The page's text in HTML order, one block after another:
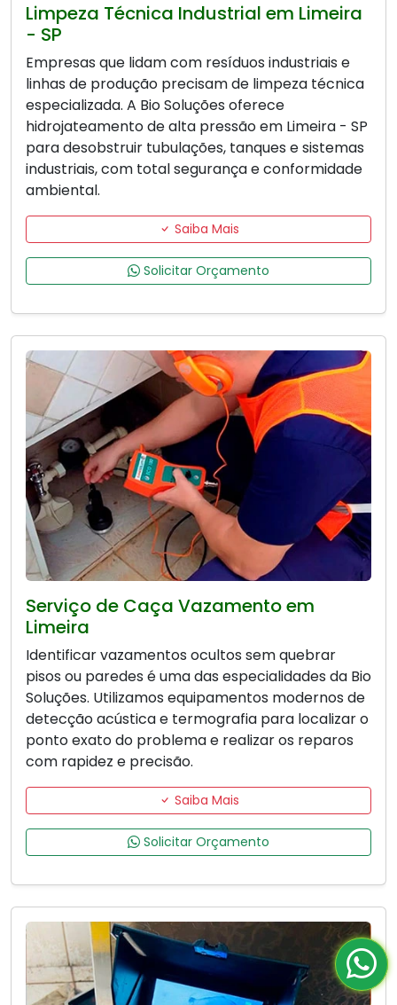
Limpeza Técnica Industrial em Limeira
- SP
Empresas que lidam com resíduos industriais e
linhas de produção precisam de limpeza técnica
especializada. A Bio Soluções oferece
hidrojateamento de alta pressão em Limeira - SP
para desobstruir tubulações, tanques e sistemas
industriais, com total segurança e conformidade
ambiental.
Saiba Mais
Solicitar Orçamento
Serviço de Caça Vazamento em
Limeira
Identificar vazamentos ocultos sem quebrar
pisos ou paredes é uma das especialidades da Bio
Soluções. Utilizamos equipamentos modernos de
detecção acústica e termografia para localizar o
ponto exato do problema e realizar os reparos
com rapidez e precisão.
Saiba Mais
Solicitar Orçamento